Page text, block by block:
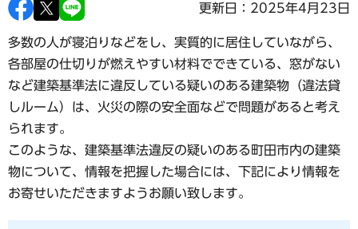
更新日：2025年4月23日
多数の人が寝泊りなどをし、実質的に居住していながら、
各部屋の仕切りが燃えやすい材料でできている、窓がない
など建築基準法に違反している疑いのある建築物（違法貸
しルーム）は、火災の際の安全面などで問題があると考え
られます。
このような、建築基準法違反の疑いのある町田市内の建築
物について、情報を把握した場合には、下記により情報を
お寄せいただきますようお願い致します。